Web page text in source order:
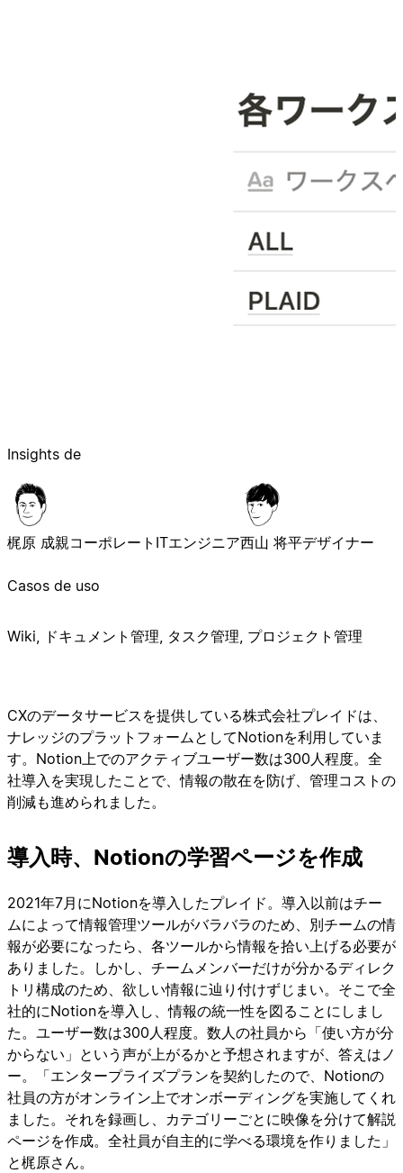
CXのデータサービスを提供している株式会社プレイドは、
ナレッジのプラットフォームとしてNotionを利用していま
す。Notion上でのアクティブユーザー数は300人程度。全
社導入を実現したことで、情報の散在を防げ、管理コストの
削減も進められました。
導入時、Notionの学習ページを作成
2021年7月にNotionを導入したプレイド。導入以前はチー
ムによって情報管理ツールがバラバラのため、別チームの情
報が必要になったら、各ツールから情報を拾い上げる必要が
ありました。しかし、チームメンバーだけが分かるディレク
トリ構成のため、欲しい情報に辿り付けずじまい。そこで全
社的にNotionを導入し、情報の統一性を図ることにしまし
た。ユーザー数は300人程度。数人の社員から「使い方が分
からない」という声が上がるかと予想されますが、答えはノ
ー。「エンタープライズプランを契約したので、Notionの
社員の方がオンライン上でオンボーディングを実施してくれ
ました。それを録画し、カテゴリーごとに映像を分けて解説
ページを作成。全社員が自主的に学べる環境を作りました」
と梶原さん。
Insights de
梶原 成親コーポレートITエンジニア西山 将平デザイナー
Casos de uso
Wiki, ドキュメント管理, タスク管理, プロジェクト管理